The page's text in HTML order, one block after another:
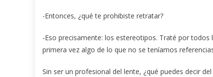
-Entonces, ¿qué te prohibiste retratar?
-Eso precisamente: los estereotipos. Traté por
primera vez algo de lo que no se teníamos
Sin ser un profesional del lente, ¿qué puedes decir